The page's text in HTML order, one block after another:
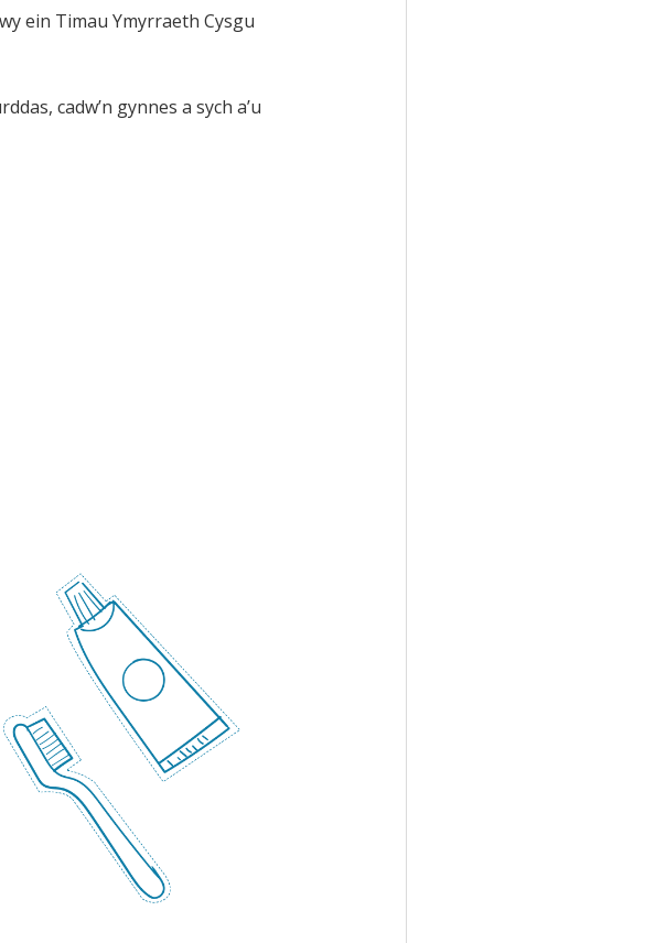
ein Timau Ymyrraeth Cysgu
cadw’n gynnes a sych a’u